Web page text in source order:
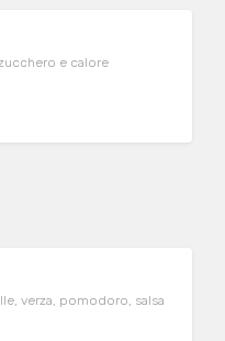
e calore
verza, pomodoro, salsa